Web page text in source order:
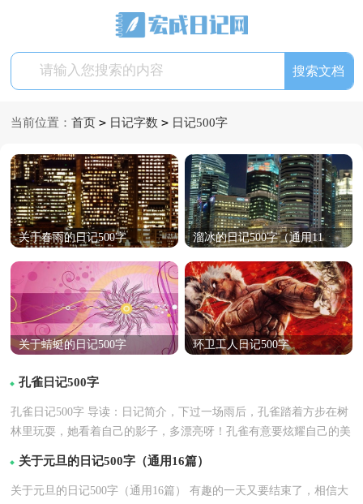
当前位置：首页 > 日记字数 > 日记500字
关于春雨的日记500字
溜冰的日记500字（通用11
关于蜻蜓的日记500字 环卫工人日记500字
孔雀日记500字
孔雀日记500字 导读：日记简介，下过一场雨后，孔雀踏着方步在树
林里玩耍，她看着自己的影子，多漂亮呀！孔雀有意要炫耀自己的美
丽，于是她... 如果觉...【
详情 】
关于元旦的日记500字（通用16篇）
关于元旦的日记500字（通用16篇） 有趣的一天又要结束了，相信大